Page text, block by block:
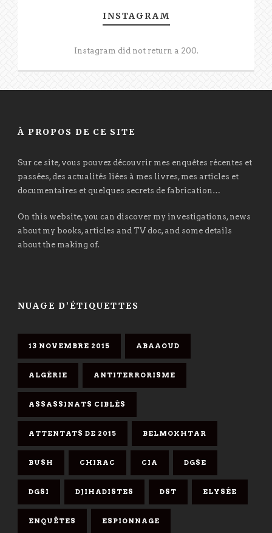
INSTAGRAM
Instagram did not return a 200.
À PROPOS DE CE SITE
Sur ce site, vous pouvez découvrir mes enquêtes récentes et
passées, des actualités liées à mes livres, mes articles et
documentaires et quelques secrets de fabrication…
On this website, you can discover my investigations, news
about my books, articles and TV doc, and some details
about the making of.
NUAGE D’ÉTIQUETTES
13 NOVEMBRE 2015 ABAAOUD
ALGÉRIE ANTITERRORISME
ASSASSINATS CIBLÉS
ATTENTATS DE 2015 BELMOKHTAR
BUSH CHIRAC CIA DGSE
DGSI DJIHADISTES DST ELYSÉE
ENQUÊTES ESPIONNAGE